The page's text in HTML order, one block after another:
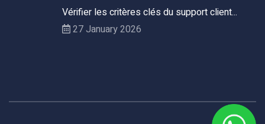
Vérifier les critères clés du support client...
27 January 2026